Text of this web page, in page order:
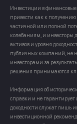
Инвестиции в
привести как к
частичной или полной
колебаниям, и инвесторы
активов и уровня
публичных компаний, не
инвесторами за
решения принимаются
Информация об
справки и не
доходности служат лишь
инвестиционной